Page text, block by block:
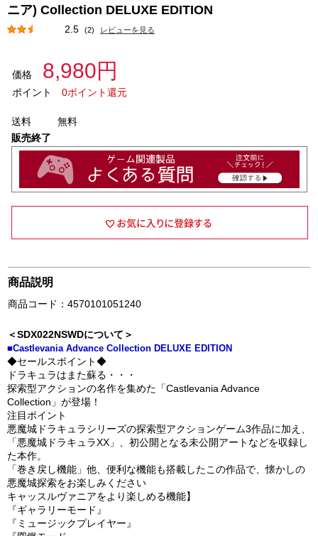
ニア) Collection DELUXE EDITION
2.5 (2) レビューを見る
価格 8,980円
ポイント 0ポイント還元
送料
無料
販売終了
商品説明
商品コード：4570101051240
＜SDX022NSWDについて＞
■Castlevania Advance Collection DELUXE EDITION
◆セールスポイント◆
ドラキュラはまた蘇る・・・
探索型アクションの名作を集めた「Castlevania Advance
Collection」が登場！
注目ポイント
悪魔城ドラキュラシリーズの探索型アクションゲーム3作品に加え、
「悪魔城ドラキュラXX」、初公開となる未公開アートなどを収録し
た本作。
「巻き戻し機能」他、便利な機能も搭載したこの作品で、懐かしの
悪魔城探索をお楽しみください
キャッスルヴァニアをより楽しめる機能】
『ギャラリーモード』
『ミュージックプレイヤー』